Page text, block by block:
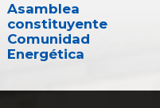
Asamblea
constituyente
Comunidad
Energética